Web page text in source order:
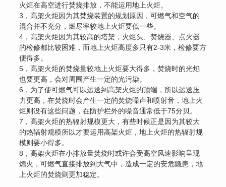
火炬在高空进行焚烧排放，不能运用地上火炬。
3，高架火炬因为其焚烧装置的规划原因，可燃气和空气的
混合并不充分，燃尽率较地上火炬要低一些。
4，高架火炬因为其较高的塔架，火炬头、焚烧器、点火器
的检修都比较困难，而地上火炬高度多只有2-3米，检修要方
便得多。
5 ，高架火炬的焚烧量较地上火炬要大得多，焚烧时的光焰
也要更高，会对周围产生一定的光污染。
6，为了使可燃气可以运送到高架火炬的顶端，所以运送压
力更高，在焚烧时会产生一定的焚烧噪声和喷射音，地上火
炬则没有这些问题，在防护栏外的噪音通常低于75分贝。
7，高架火炬的热辐射规模更大，有些时候正是因为其较大
的热辐射规模所以才要运用高架火炬，地上火炬的热辐射规
模则要小得多。
8，高架火炬在小排放量焚烧时或许会受高空风速影响呈现
熄火，可燃气直接排放到大气中，造成一定的安危隐患，地
上火炬的焚烧则更加稳定。